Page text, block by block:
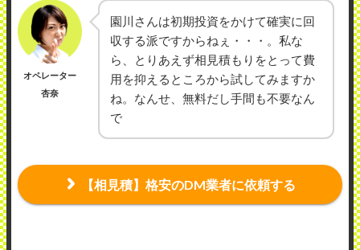
オペレーター
杏奈
園川さんは初期投資をかけて確実に回
収する派ですからねぇ・・・。私な
ら、とりあえず相見積もりをとって費
用を抑えるところから試してみますか
ね。なんせ、無料だし手間も不要なん
で
【相見積】格安のDM業者に依頼する